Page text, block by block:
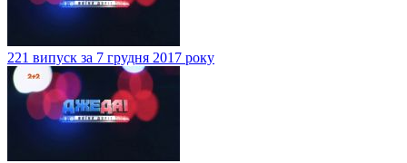
221 випуск за 7 грудня 2017 року